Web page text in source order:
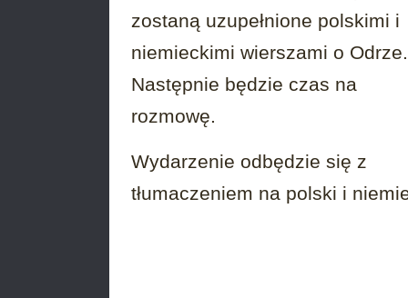
zostaną uzupełnione polskimi i
niemieckimi wierszami o Odrze.
Następnie będzie czas na
rozmowę.
Wydarzenie odbędzie się z
tłumaczeniem na polski i